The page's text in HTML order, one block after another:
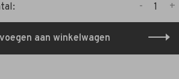
+
-
aan winkelwagen